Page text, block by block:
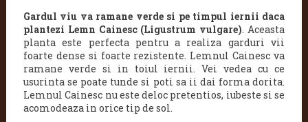
Gardul viu va ramane verde si pe timpul iernii daca
plantezi Lemn Cainesc (Ligustrum vulgare). Aceasta
planta este perfecta pentru a realiza garduri vii
foarte dense si foarte rezistente. Lemnul Cainesc va
ramane verde si in toiul iernii. Vei vedea cu ce
usurinta se poate tunde si poti sa ii dai forma dorita.
Lemnul Cainesc nu este deloc pretentios, iubeste si se
acomodeaza in orice tip de sol.